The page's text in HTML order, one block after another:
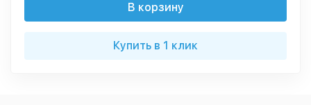
В корзину
Купить в 1 клик